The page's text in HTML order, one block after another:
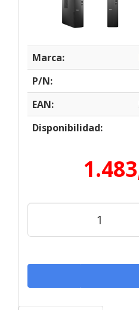
Marca:
P/N:
EAN:
Disponibilidad: